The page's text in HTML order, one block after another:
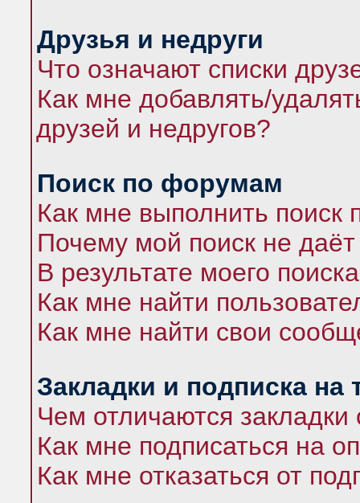
Друзья и недруги
Что означают списки
Как мне добавлять/
друзей и недругов?
Поиск по форумам
Как мне выполнить
Почему мой поиск не даёт
В результате моего
Как мне найти
Как мне найти свои
Закладки и подписка на
Чем отличаются закладки
Как мне подписаться на
Как мне отказаться от